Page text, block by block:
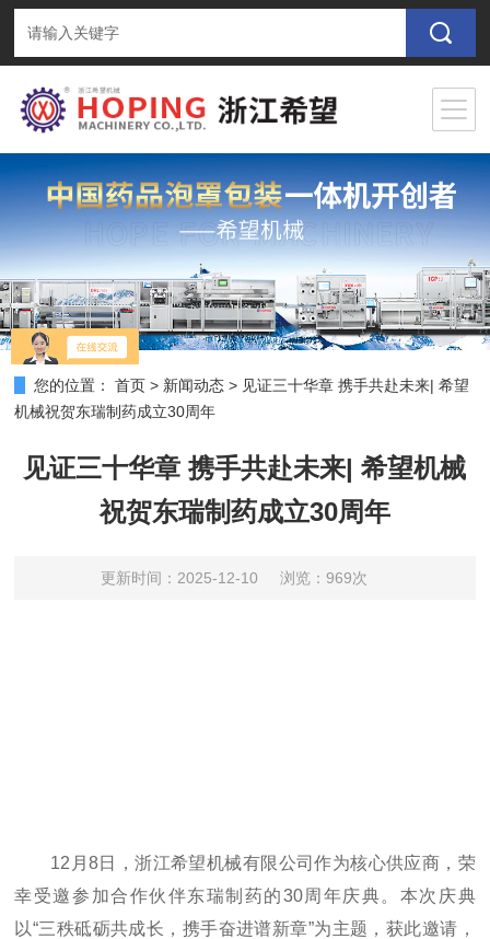
您的位置： 首页 > 新闻动态 > 见证三十华章 携手共赴未来| 希望
机械祝贺东瑞制药成立30周年
见证三十华章 携手共赴未来| 希望机械
祝贺东瑞制药成立30周年
更新时间：2025-12-10 浏览：969次
12月8日，浙江希望机械有限公司作为核心供应商，荣
幸受邀参加合作伙伴东瑞制药的30周年庆典。本次庆典
以“三秩砥砺共成长，携手奋进谱新章”为主题，获此邀请，